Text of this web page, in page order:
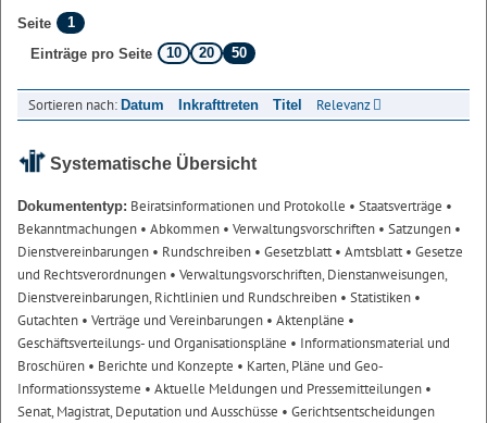
Seite
1
Einträge pro Seite
10 20 50
Sortieren nach: Datum Inkrafttreten Titel Relevanz
Systematische Übersicht
Dokumententyp: Beiratsinformationen und Protokolle • Staatsverträge •
Bekanntmachungen • Abkommen • Verwaltungsvorschriften • Satzungen •
Dienstvereinbarungen • Rundschreiben • Gesetzblatt• Amtsblatt• Gesetze
und Rechtsverordnungen • Verwaltungsvorschriften, Dienstanweisungen,
Dienstvereinbarungen, Richtlinien und Rundschreiben • Statistiken •
Gutachten • Verträge und Vereinbarungen • Aktenpläne •
Geschäftsverteilungs- und Organisationspläne • Informationsmaterial und
Broschüren • Berichte und Konzepte • Karten, Pläne und Geo-
Informationssysteme • Aktuelle Meldungen und Pressemitteilungen •
Senat, Magistrat, Deputation und Ausschüsse • Gerichtsentscheidungen